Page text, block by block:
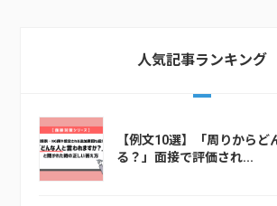
人気記事ランキング
【例文10選】「周りからど
る？」面接で評価され...